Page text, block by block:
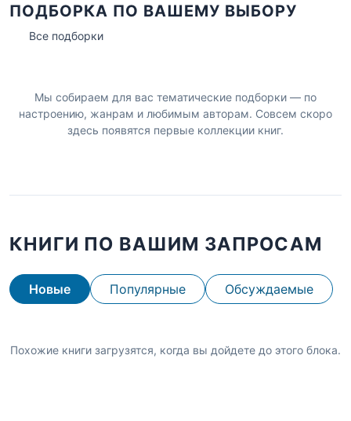
ПОДБОРКА ПО ВАШЕМУ ВЫБОРУ
Все подборки
Мы собираем для вас тематические подборки — по
настроению, жанрам и любимым авторам. Совсем скоро
здесь появятся первые коллекции книг.
КНИГИ ПО ВАШИМ ЗАПРОСАМ
Новые Популярные Обсуждаемые
Похожие книги загрузятся, когда вы дойдете до этого блока.